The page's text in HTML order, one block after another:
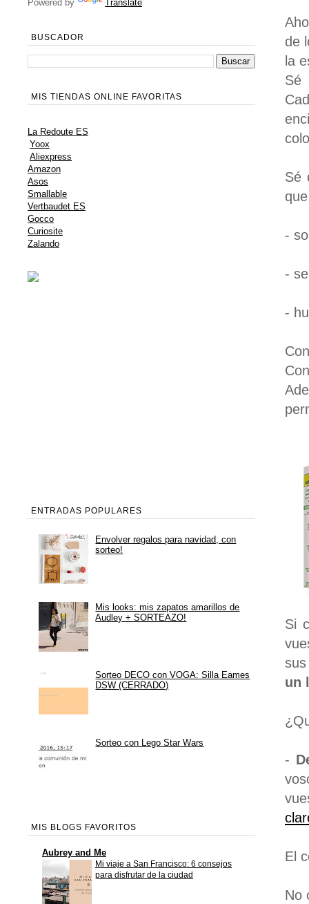
de
la
Sé
Sé
-
-
-
Si
un
-
El
No
Powered by Translate
BUSCADOR
MIS TIENDAS ONLINE FAVORITAS
La Redoute ES
Yoox
Aliexpress
Amazon
Asos
Smallable
Vertbaudet ES
Gocco
Curiosite
Zalando
ENTRADAS POPULARES
Envolver regalos para navidad, con
sorteo!
Mis looks: mis zapatos amarillos de
Audley + SORTEAZO!
Sorteo DECO con VOGA: Silla Eames
DSW (CERRADO)
Sorteo con Lego Star Wars
MIS BLOGS FAVORITOS
Aubrey and Me
Mi viaje a San Francisco: 6 consejos
para disfrutar de la ciudad